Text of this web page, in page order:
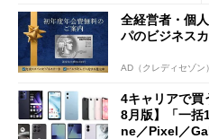
も
全経営者・個
パのビジネスカ
AD（クレディセゾン）
4キャリアで買
8月版】「一括
ne／Pixel／